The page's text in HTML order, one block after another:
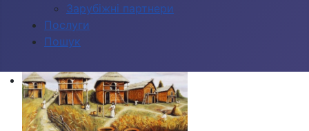
Зарубіжні партнери
Послуги
Пошук